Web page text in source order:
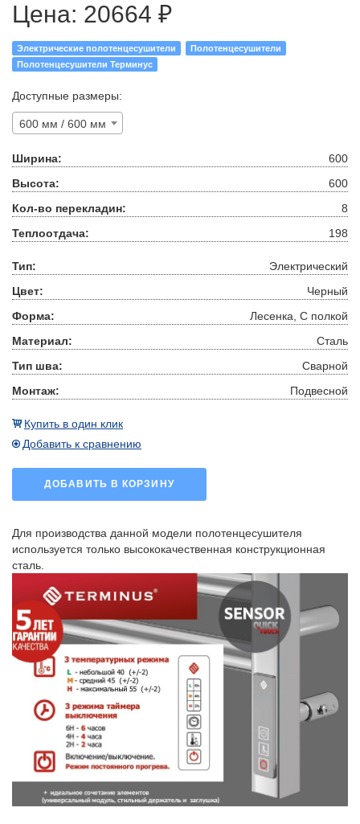
Цена: 20664 ₽
Электрические полотенцесушители
Полотенцесушители
Полотенцесушители Терминус
Доступные размеры:
600 мм / 600 мм
Ширина:
600
Высота:
600
Кол-во перекладин:
8
Теплоотдача:
198
Тип:
Электрический
Цвет:
Черный
Форма:
Лесенка, С полкой
Материал:
Сталь
Тип шва:
Сварной
Монтаж:
Подвесной
Купить в один клик
Добавить к сравнению
ДОБАВИТЬ В КОРЗИНУ
Для производства данной модели полотенцесушителя
используется только высококачественная конструкционная
сталь.